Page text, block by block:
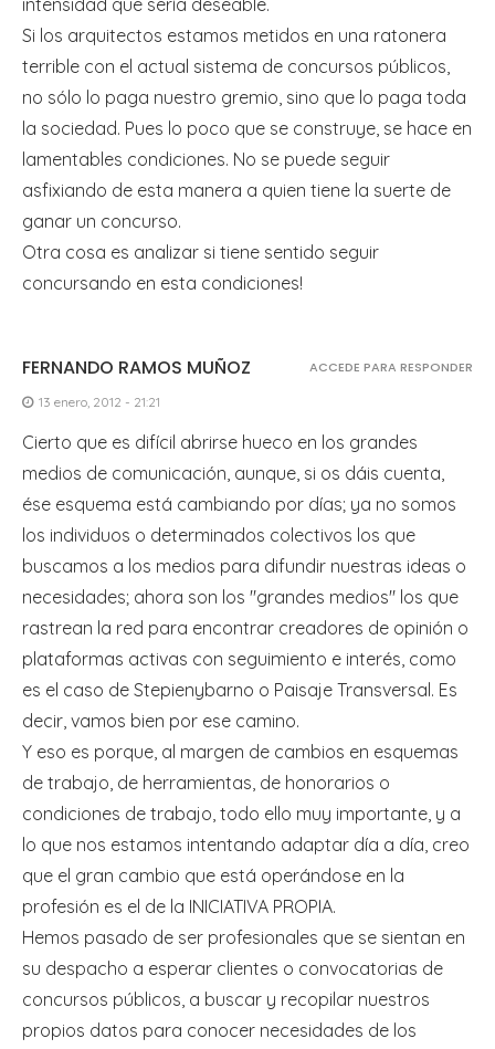
intensidad que sería deseable.
Si los arquitectos estamos metidos en una ratonera
terrible con el actual sistema de concursos públicos,
no sólo lo paga nuestro gremio, sino que lo paga toda
la sociedad. Pues lo poco que se construye, se hace en
lamentables condiciones. No se puede seguir
asfixiando de esta manera a quien tiene la suerte de
ganar un concurso.
Otra cosa es analizar si tiene sentido seguir
concursando en esta condiciones!
FERNANDO RAMOS MUÑOZ
13 enero, 2012 - 21:21
Cierto que es difícil abrirse hueco en los grandes
medios de comunicación, aunque, si os dáis cuenta,
ése esquema está cambiando por días; ya no somos
los individuos o determinados colectivos los que
buscamos a los medios para difundir nuestras ideas o
necesidades; ahora son los "grandes medios" los que
rastrean la red para encontrar creadores de opinión o
plataformas activas con seguimiento e interés, como
es el caso de Stepienybarno o Paisaje Transversal. Es
decir, vamos bien por ese camino.
Y eso es porque, al margen de cambios en esquemas
de trabajo, de herramientas, de honorarios o
condiciones de trabajo, todo ello muy importante, y a
lo que nos estamos intentando adaptar día a día, creo
que el gran cambio que está operándose en la
profesión es el de la INICIATIVA PROPIA.
Hemos pasado de ser profesionales que se sientan en
su despacho a esperar clientes o convocatorias de
concursos públicos, a buscar y recopilar nuestros
propios datos para conocer necesidades de los
ACCEDE PARA RESPONDER